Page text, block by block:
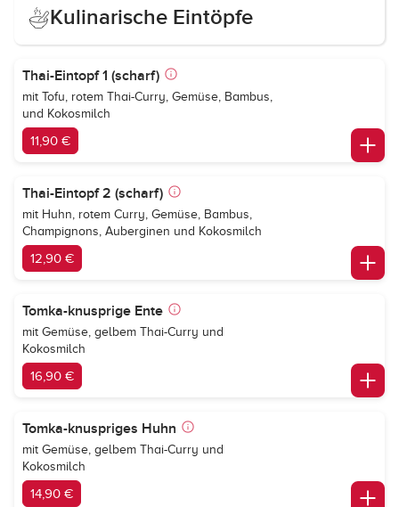
Kulinarische Eintöpfe
Thai-Eintopf 1 (scharf)
mit Tofu, rotem Thai-Curry, Gemüse, Bambus,
und Kokosmilch
11,90 €
Thai-Eintopf 2 (scharf)
mit Huhn, rotem Curry, Gemüse, Bambus,
Champignons, Auberginen und Kokosmilch
12,90 €
Tomka-knusprige Ente
mit Gemüse, gelbem Thai-Curry und
Kokosmilch
16,90 €
Tomka-knuspriges Huhn
mit Gemüse, gelbem Thai-Curry und
Kokosmilch
14,90 €